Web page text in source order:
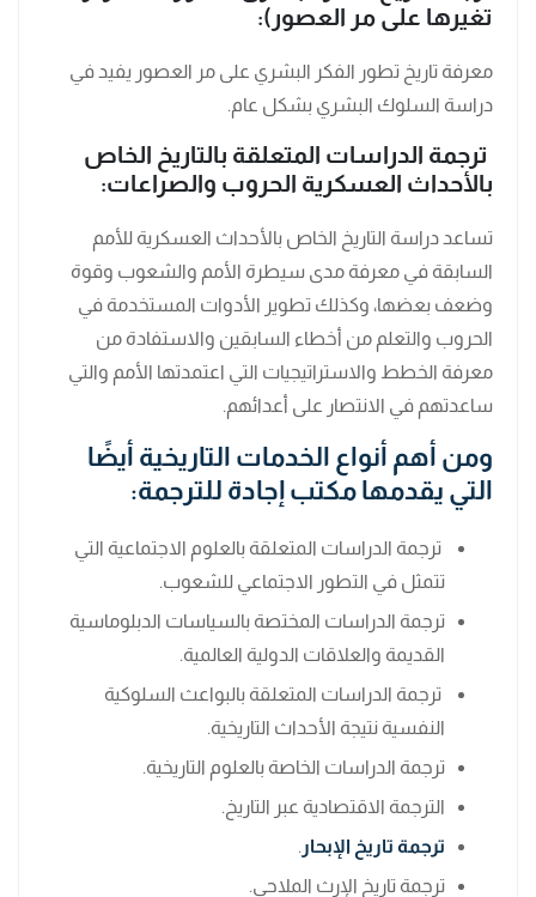
تغيرها على مر العصور):
معرفة تاريخ تطور الفكر البشري على مر العصور يفيد في
دراسة السلوك البشري بشكل عام.
ترجمة الدراسات المتعلقة بالتاريخ الخاص
بالأحداث العسكرية الحروب والصراعات:
تساعد دراسة التاريخ الخاص بالأحداث العسكرية للأمم
السابقة في معرفة مدى سيطرة الأمم والشعوب وقوة
وضعف بعضها، وكذلك تطوير الأدوات المستخدمة في
الحروب والتعلم من أخطاء السابقين والاستفادة من
معرفة الخطط والاستراتيجيات التي اعتمدتها الأمم والتي
ساعدتهم في الانتصار على أعدائهم.
ومن أهم أنواع الخدمات التاريخية أيضًا
التي يقدمها مكتب إجادة للترجمة:
ترجمة الدراسات المتعلقة بالعلوم الاجتماعية التي
تتمثل في التطور الاجتماعي للشعوب.
ترجمة الدراسات المختصة بالسياسات الدبلوماسية
القديمة والعلاقات الدولية العالمية.
ترجمة الدراسات المتعلقة بالبواعث السلوكية
النفسية نتيجة الأحداث التاريخية.
ترجمة الدراسات الخاصة بالعلوم التاريخية.
الترجمة الاقتصادية عبر التاريخ.
ترجمة تاريخ الإبحار .
ترجمة تاريخ الإرث الملاحي.